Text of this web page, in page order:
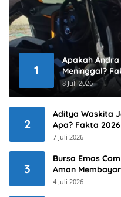
1
Apakah
Meninggal?
8 Juli 2026
2
Aditya Waskita
Apa? Fakta 2026
7 Juli 2026
3
Bursa Emas
Aman
4 Juli 2026